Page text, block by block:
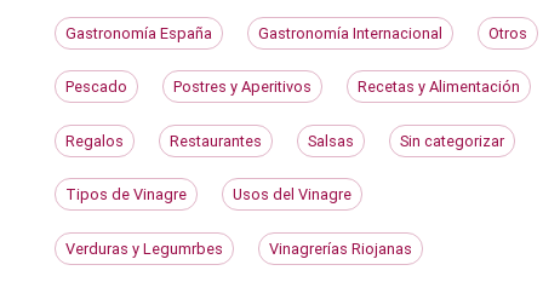
Gastronomía España Gastronomía Internacional Otros
Pescado Postres y Aperitivos Recetas y Alimentación
Regalos Restaurantes Salsas Sin categorizar
Tipos de Vinagre Usos del Vinagre
Verduras y Legumrbes Vinagrerías Riojanas